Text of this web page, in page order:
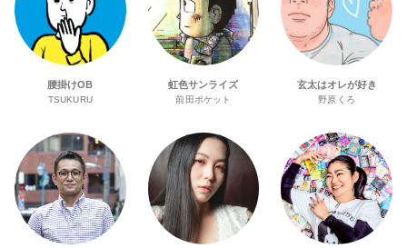
腰掛けOB
TSUKURU
虹色サンライズ
前田ポケット
玄太はオレが好き
野原くろ